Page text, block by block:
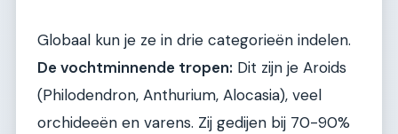
Globaal kun je ze in drie categorieën indelen.
De vochtminnende tropen: Dit zijn je Aroids
(Philodendron, Anthurium, Alocasia), veel
orchideeën en varens. Zij gedijen bij 70-90%